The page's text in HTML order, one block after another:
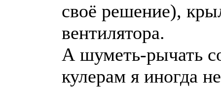
своё решение),
вентилятора.
А шуметь-рычать
кулерам я иногда